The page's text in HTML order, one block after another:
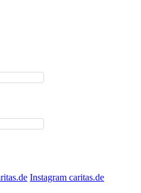
Instagram caritas.de